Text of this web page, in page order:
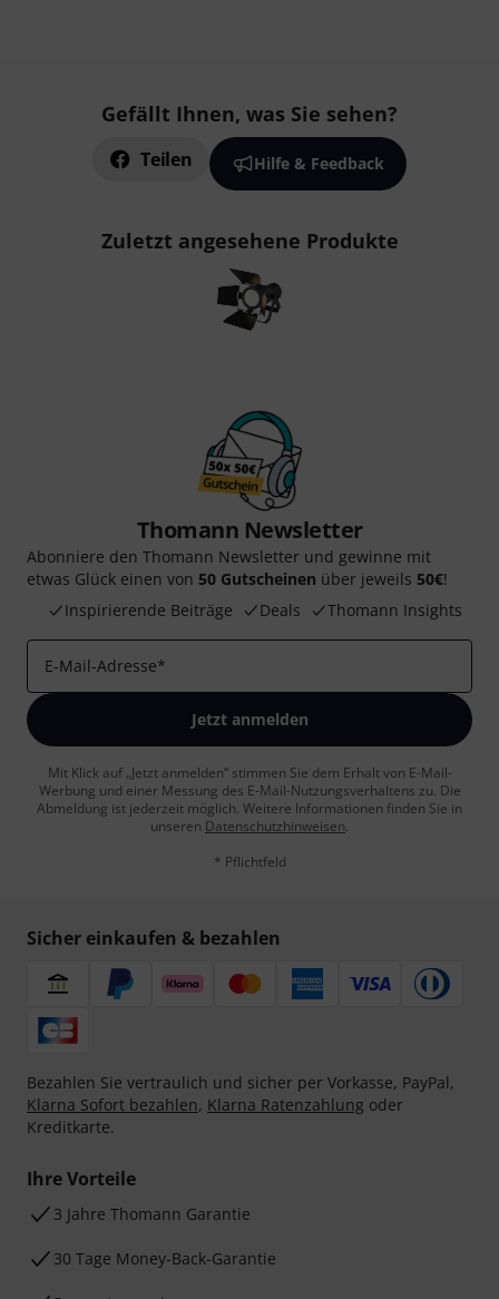
Gefällt Ihnen, was Sie sehen?
Teilen Hilfe & Feedback
Zuletzt angesehene Produkte
Thomann Newsletter
Abonniere den Thomann Newsletter und gewinne mit
etwas Glück einen von 50 Gutscheinen über jeweils 50€!
Inspirierende Beiträge
Deals Thomann Insights
E-Mail-Adresse*
Jetzt anmelden
Mit Klick auf „Jetzt anmelden“ stimmen Sie dem Erhalt von E-Mail-
Werbung und einer Messung des E-Mail-Nutzungsverhaltens zu. Die
Abmeldung ist jederzeit möglich. Weitere Informationen finden Sie in
unseren Datenschutzhinweisen.
* Pflichtfeld
Sicher einkaufen & bezahlen
Bezahlen Sie vertraulich und sicher per Vorkasse, PayPal,
Klarna Sofort bezahlen, Klarna Ratenzahlung oder
Kreditkarte.
Ihre Vorteile
3 Jahre Thomann Garantie
30 Tage Money-Back-Garantie